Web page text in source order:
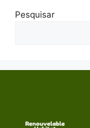
Pesquisar